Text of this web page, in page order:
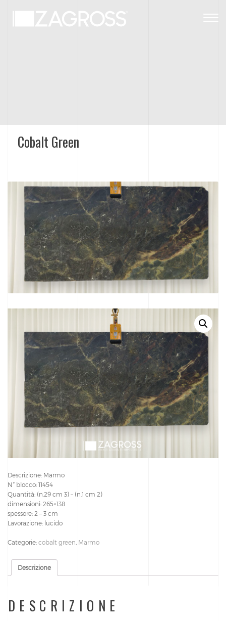
Cobalt Green
Descrizione: Marmo
N° blocco: 11454
Quantità: (n.29 cm 3) – (n.1 cm 2)
dimensioni: 265×138
spessore: 2 – 3 cm
Lavorazione: lucido
Categorie: cobalt green Marmo
Descrizione
DESCRIZIONE